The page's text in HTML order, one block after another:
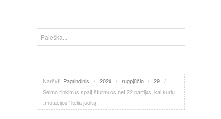
Naršyti: Pagrindinis / 2020 / rugpjūčio / 29 /
Seimo rinkimus spalį šturmuos net 22 partijos, kai kurių
„mutacijos” kelia juoką